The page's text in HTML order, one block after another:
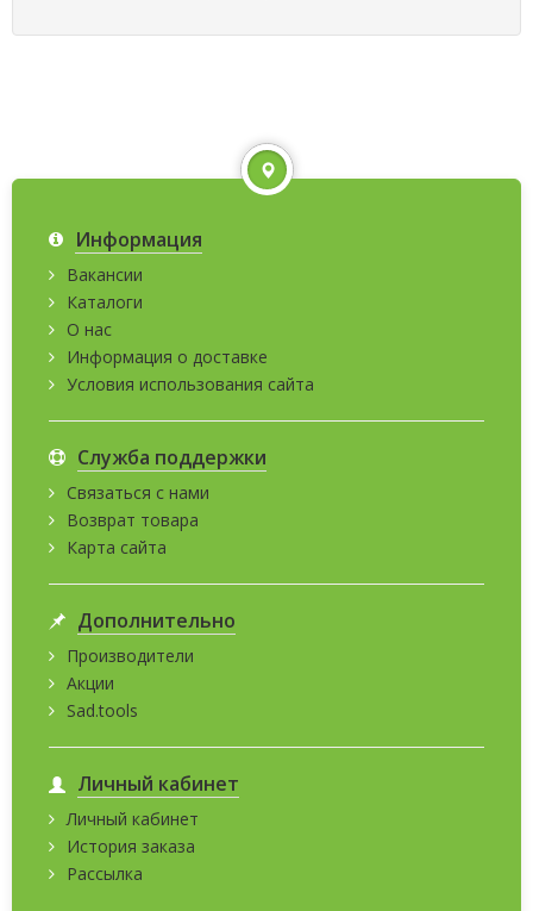
Информация
Вакансии
Каталоги
О нас
Информация о доставке
Условия использования сайта
Служба поддержки
Связаться с нами
Возврат товара
Карта сайта
Дополнительно
Производители
Акции
Sad.tools
Личный кабинет
Личный кабинет
История заказа
Рассылка